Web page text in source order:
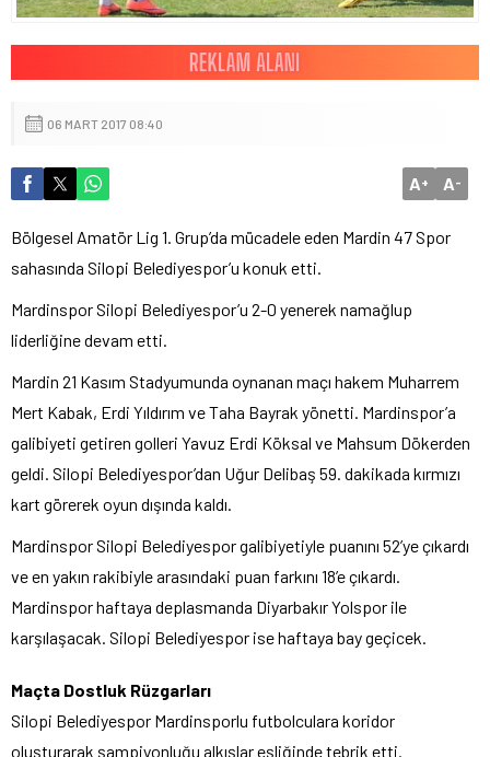
06 MART 2017 08:40
A+ A-
Bölgesel Amatör Lig 1. Grup’da mücadele eden Mardin 47 Spor
sahasında Silopi Belediyespor’u konuk etti.
Mardinspor Silopi Belediyespor’u 2-0 yenerek namağlup
liderliğine devam etti.
Mardin 21 Kasım Stadyumunda oynanan maçı hakem Muharrem
Mert Kabak, Erdi Yıldırım ve Taha Bayrak yönetti. Mardinspor’a
galibiyeti getiren golleri Yavuz Erdi Köksal ve Mahsum Dökerden
geldi. Silopi Belediyespor’dan Uğur Delibaş 59. dakikada kırmızı
kart görerek oyun dışında kaldı.
Mardinspor Silopi Belediyespor galibiyetiyle puanını 52’ye çıkardı
ve en yakın rakibiyle arasındaki puan farkını 18’e çıkardı.
Mardinspor haftaya deplasmanda Diyarbakır Yolspor ile
karşılaşacak. Silopi Belediyespor ise haftaya bay geçicek.
Maçta Dostluk Rüzgarları
Silopi Belediyespor Mardinsporlu futbolculara koridor
oluşturarak şampiyonluğu alkışlar eşliğinde tebrik etti.